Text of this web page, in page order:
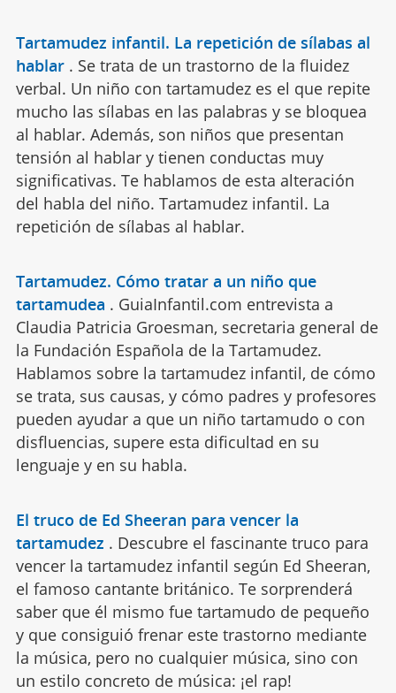
Tartamudez infantil. La repetición de sílabas al
hablar . Se trata de un trastorno de la fluidez
verbal. Un niño con tartamudez es el que repite
mucho las sílabas en las palabras y se bloquea
al hablar. Además, son niños que presentan
tensión al hablar y tienen conductas muy
significativas. Te hablamos de esta alteración
del habla del niño. Tartamudez infantil. La
repetición de sílabas al hablar.
Tartamudez. Cómo tratar a un niño que
tartamudea . GuiaInfantil.com entrevista a
Claudia Patricia Groesman, secretaria general de
la Fundación Española de la Tartamudez.
Hablamos sobre la tartamudez infantil, de cómo
se trata, sus causas, y cómo padres y profesores
pueden ayudar a que un niño tartamudo o con
disfluencias, supere esta dificultad en su
lenguaje y en su habla.
El truco de Ed Sheeran para vencer la
tartamudez . Descubre el fascinante truco para
vencer la tartamudez infantil según Ed Sheeran,
el famoso cantante británico. Te sorprenderá
saber que él mismo fue tartamudo de pequeño
y que consiguió frenar este trastorno mediante
la música, pero no cualquier música, sino con
un estilo concreto de música: ¡el rap!